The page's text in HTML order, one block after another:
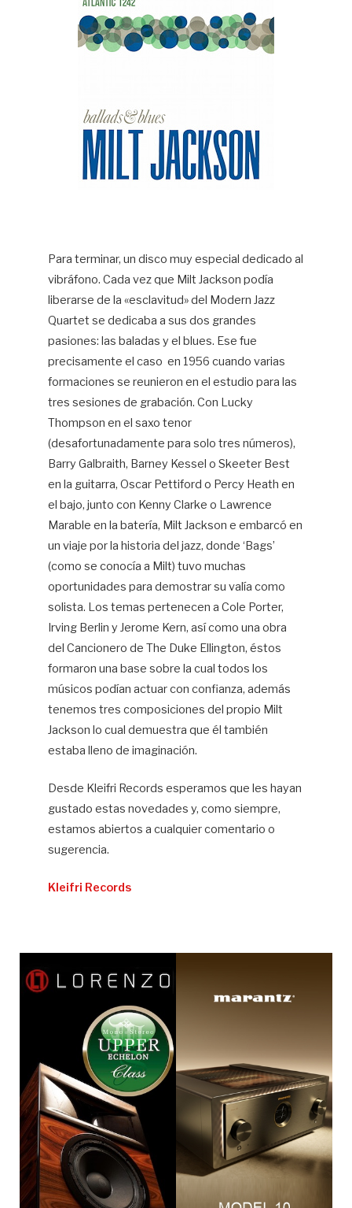
Para terminar, un disco muy especial dedicado al
vibráfono. Cada vez que Milt Jackson podía
liberarse de la «esclavitud» del Modern Jazz
Quartet se dedicaba a sus dos grandes
pasiones: las baladas y el blues. Ese fue
precisamente el caso en 1956 cuando varias
formaciones se reunieron en el estudio para las
tres sesiones de grabación. Con Lucky
Thompson en el saxo tenor
(desafortunadamente para solo tres números),
Barry Galbraith, Barney Kessel o Skeeter Best
en la guitarra, Oscar Pettiford o Percy Heath en
el bajo, junto con Kenny Clarke o Lawrence
Marable en la batería, Milt Jackson e embarcó en
un viaje por la historia del jazz, donde ‘Bags’
(como se conocía a Milt) tuvo muchas
oportunidades para demostrar su valía como
solista. Los temas pertenecen a Cole Porter,
Irving Berlin y Jerome Kern, así como una obra
del Cancionero de The Duke Ellington, éstos
formaron una base sobre la cual todos los
músicos podían actuar con confianza, además
tenemos tres composiciones del propio Milt
Jackson lo cual demuestra que él también
estaba lleno de imaginación.
Desde Kleifri Records esperamos que les hayan
gustado estas novedades y, como siempre,
estamos abiertos a cualquier comentario o
sugerencia.
Kleifri Records